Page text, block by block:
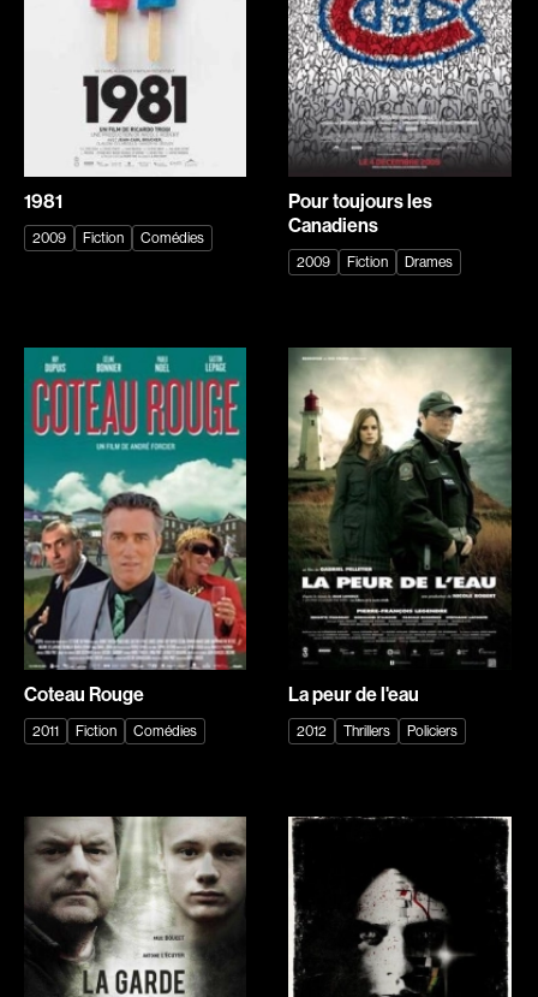
Science-fiction
Thrillers
Décennies
1920
1930
1940
1950
2000
2010
2020
Réalisateur
(Daniel Grou) Podz
Absa Moussa Sene
Adam Camil
Adam Mark
Adams Dominique
Alacchi Carlo
Albernhe Tremblay Édouard
Albert Geneviève
Aliassa Babek
Allard Gabriel
Allard Geneviève
André G. Lauraine
Angers Richard
Angrignon Yves
Annaud Jean-Jacques
Antaki Joseph
Anthian Pierre
Arango Juan Andrés
Arcand Paul
Arcand Denys
Archambault Louise
1981
2009 Fiction Comédies
Pour toujours les
Canadiens
2009 Fiction Drames
Coteau Rouge
2011 Fiction Comédies
La peur de l'eau
2012 Thrillers Policiers